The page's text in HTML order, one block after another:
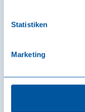
Statistiken
Marketing
Quand le monde de
L'Espace sauna est-